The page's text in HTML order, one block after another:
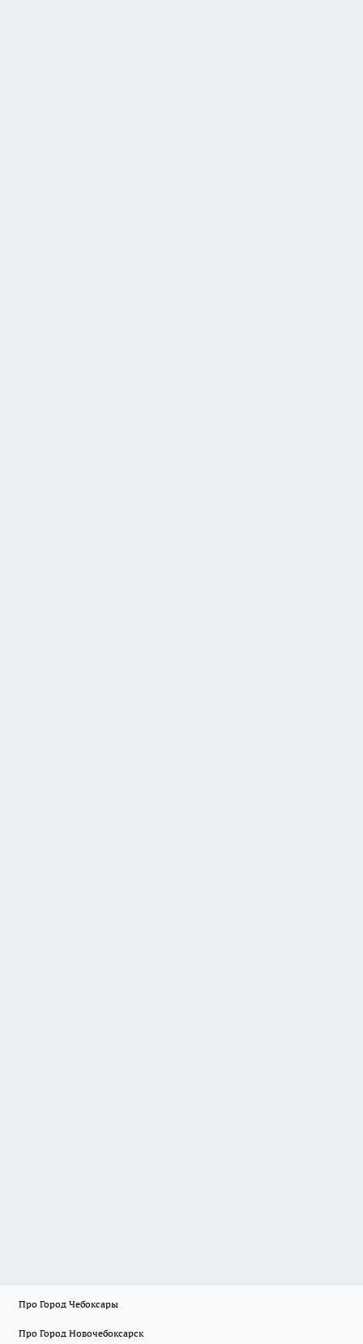
Про Город Чебоксары
Про Город Новочебоксарск